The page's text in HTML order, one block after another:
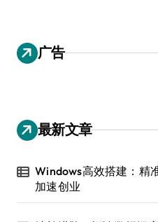
广告
最新文章
Windows高效搭建：精
加速创业